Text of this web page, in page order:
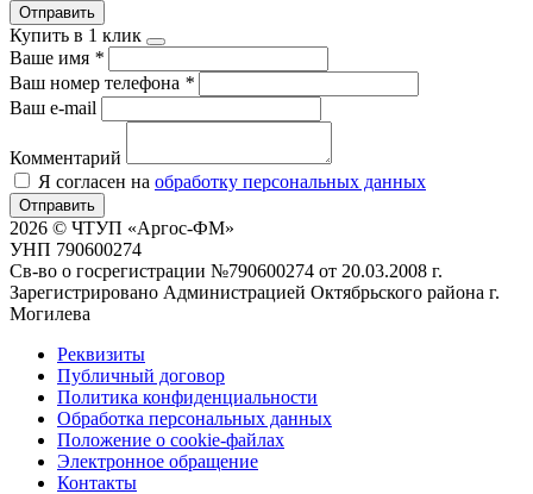
Отправить
Купить в 1 клик
Ваше имя *
Ваш номер телефона *
Ваш e-mail
Комментарий
Я согласен на обработку персональных данных
Отправить
2026 © ЧТУП «Аргос-ФМ»
УНП 790600274
Св-во о госрегистрации №790600274 от 20.03.2008 г.
Зарегистрировано Администрацией Октябрьского района г.
Могилева
Реквизиты
Публичный договор
Политика конфиденциальности
Обработка персональных данных
Положение о cookie-файлах
Электронное обращение
Контакты